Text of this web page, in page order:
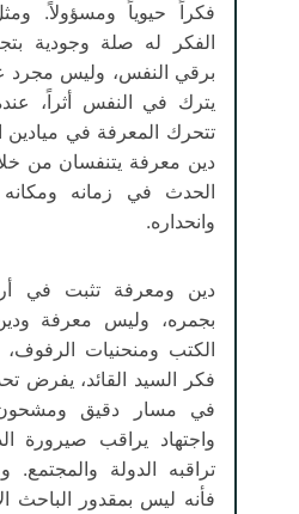
فكراً حيوياً ومسؤولاً.
الفكر له صلة وجودية
برقي النفس، وليس مجرد
يترك في النفس أثراً،
تتحرك المعرفة في ميادين
دين معرفة يتنفسان من
الحدث في زمانه
وانحداره.
دين ومعرفة تثبت في
بجمره، وليس معرفة
الكتب ومنحنيات الرفوف،
فكر السيد القائد، يفرض
في مسار دقيق ومشحون
واجتهاد يراقب صيرورة
تراقبه الدولة
فأنه ليس بمقدور الباحث